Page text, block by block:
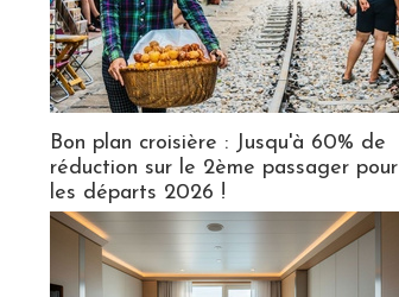
Bon plan croisière : Jusqu'à 60% de
réduction sur le 2ème passager pour
les départs 2026 !